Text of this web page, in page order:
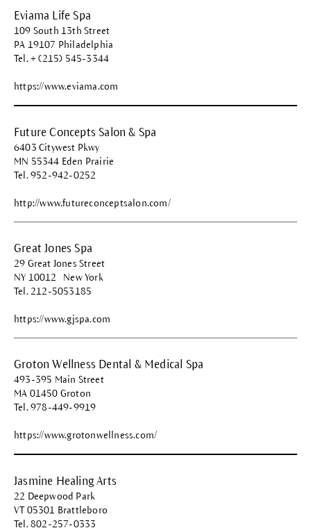
Eviama Life Spa
109 South 13th Street
PA 19107 Philadelphia
Tel. + (215) 545-3344
https://www.eviama.com
Future Concepts Salon & Spa
6403 Citywest Pkwy
MN 55344 Eden Prairie
Tel. 952-942-0252
http://www.futureconceptsalon.com/
Great Jones Spa
29 Great Jones Street
NY 10012 New York
Tel. 212-5053185
https://www.gjspa.com
Groton Wellness Dental & Medical Spa
493-395 Main Street
MA 01450 Groton
Tel. 978-449-9919
https://www.grotonwellness.com/
Jasmine Healing Arts
22 Deepwood Park
VT 05301 Brattleboro
Tel. 802-257-0333